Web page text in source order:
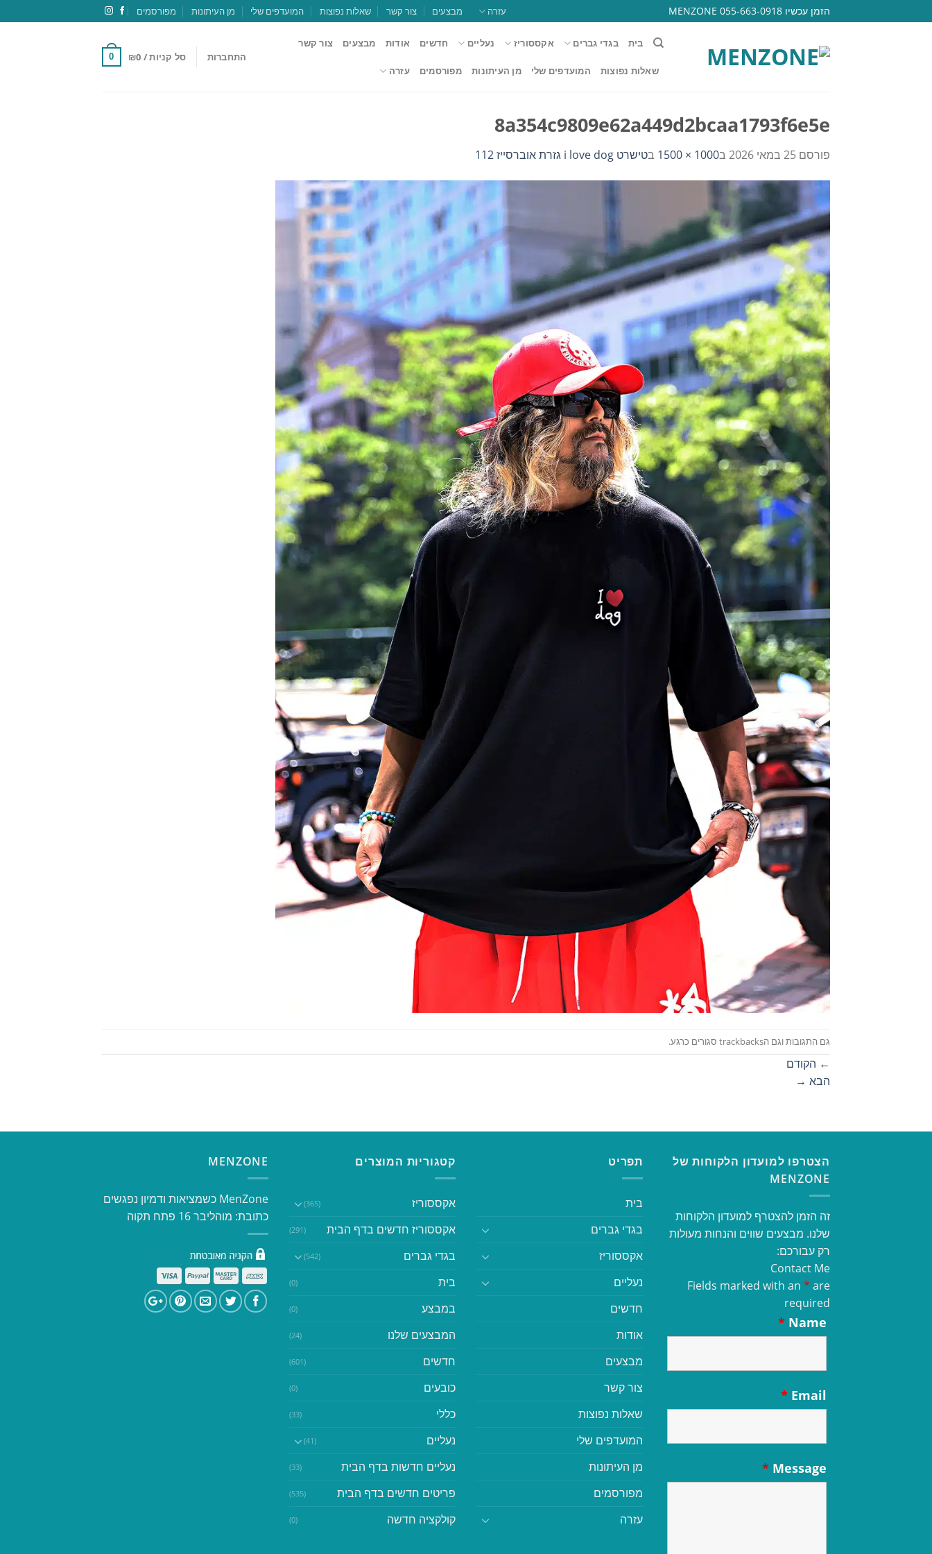
to
הזמן עכשיו 055-663-0918 MENZONE עזרה מבצעים צור קשר שאלות נפוצות המועדפים שלי מן העיתונות מפורסמים
בית בגדי גברים אקססוריז נעליים חדשים אודות מבצעים צור קשר
שאלות נפוצות המועדפים שלי מן העיתונות מפורסמים עזרה
התחברות סל קניות / ₪0
0
8a354c9809e62a449d2bcaa1793f6e5e
פורסם 25 במאי 2026 ב1000 × 1500 בטישרט i love dog גזרת אוברסייז 112
גם התגובות וגם הtrackbacks סגורים כרגע.
← הקודם
הבא →
הצטרפו למועדון הלקוחות של
MENZONE
זה הזמן להצטרף למועדון הלקוחות
שלנו. מבצעים שווים והנחות מעולות
רק עבורכם:
Contact Me
Fields marked with an * are
required
Name
*
Email
*
Message
*
תפריט
בית
בגדי גברים
אקססוריז
נעליים
חדשים
אודות
מבצעים
צור קשר
שאלות נפוצות
המועדפים שלי
מן העיתונות
מפורסמים
עזרה
קטגוריות המוצרים
אקססוריז (365)
אקססוריז חדשים בדף הבית (291)
בגדי גברים (542)
בית (0)
במבצע (0)
המבצעים שלנו (24)
חדשים (601)
כובעים (0)
כללי (33)
נעליים (41)
נעליים חדשות בדף הבית (33)
פריטים חדשים בדף הבית (535)
קולקציה חדשה (0)
MENZONE
​​MenZone כשמציאות ודמיון נפגשים​
כתובת: מוהליבר 16 פתח תקוה